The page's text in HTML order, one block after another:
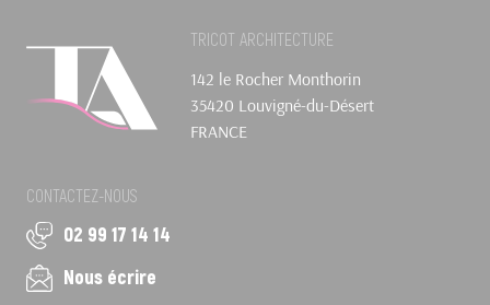
TRICOT ARCHITECTURE
142 le Rocher Monthorin
35420 Louvigné-du-Désert
FRANCE
CONTACTEZ-NOUS
02 99 17 14 14
Nous écrire